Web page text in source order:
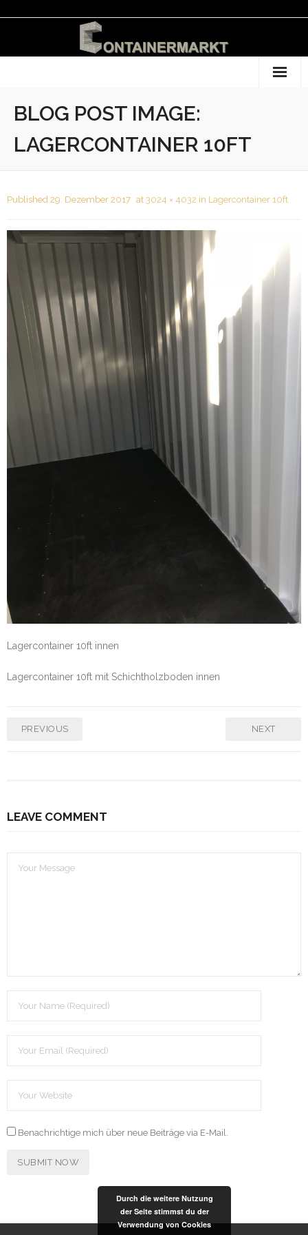
BLOG POST IMAGE:
LAGERCONTAINER 10FT
Published 29. Dezember 2017 at 3024 × 4032 in Lagercontainer 10ft
Lagercontainer 10ft innen
Lagercontainer 10ft mit Schichtholzboden innen
PREVIOUS NEXT
LEAVE COMMENT
Benachrichtige mich über neue Beiträge via E-Mail.
Durch die weitere Nutzung
der Seite stimmst du der
Verwendung von Cookies